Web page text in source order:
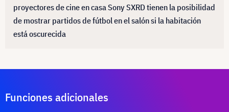
proyectores de cine en casa Sony SXRD tienen la posibilidad
de mostrar partidos de fútbol en el salón si la habitación
está oscurecida
Funciones adicionales